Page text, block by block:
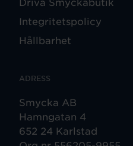
Integritetspolicy
Hållbarhet
ADRESS
Smycka AB
Hamngatan 4
652 24 Karlstad